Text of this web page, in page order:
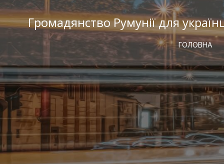
Перейти
к
содержимомуГромадянство Румунії для
ГОЛОВНА